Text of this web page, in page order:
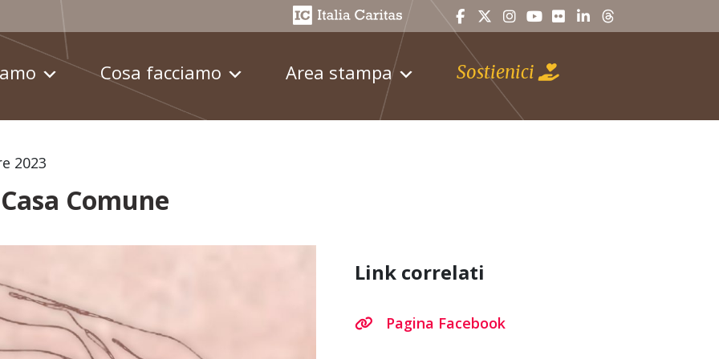
Cosa facciamo Area stampa Sostienici
2023
Comune
Link correlati
Pagina Facebook